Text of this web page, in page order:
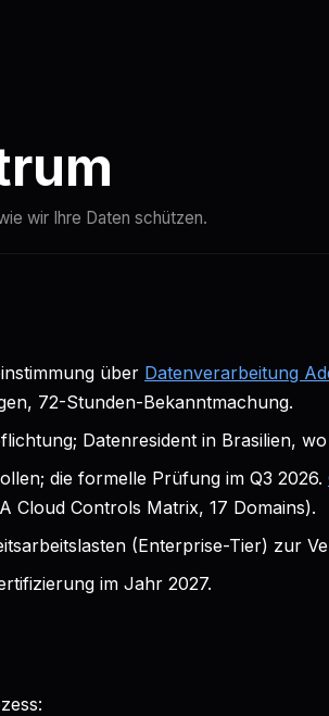
wir Ihre Daten schützen.
über Datenverarbeitung
72-Stunden-Bekanntmachung.
Datenresident in Brasilien,
die formelle Prüfung im Q3 2026.
Cloud Controls Matrix, 17 Domains).
(Enterprise-Tier) zur
im Jahr 2027.